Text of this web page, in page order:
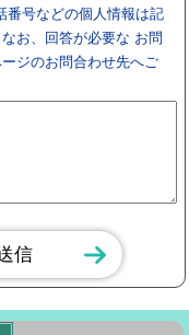
番号などの個人情報は記
お、回答が必要な お問
ジのお問合わせ先へご